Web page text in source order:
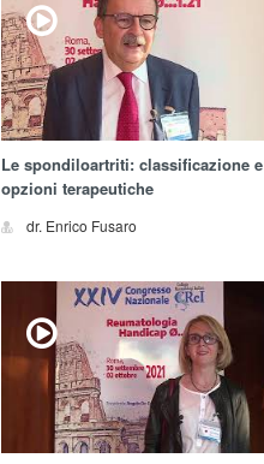
Le spondiloartriti: classificazione e
opzioni terapeutiche
dr. Enrico Fusaro